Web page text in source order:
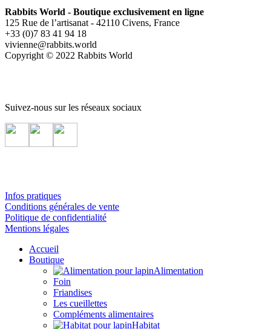
Rabbits World - Boutique exclusivement en ligne
125 Rue de l’artisanat - 42110 Civens, France
+33 (0)7 83 41 94 18
vivienne@rabbits.world
Copyright © 2022 Rabbits World
Suivez-nous sur les réseaux sociaux
Infos pratiques
Conditions générales de vente
Politique de confidentialité
Mentions légales
Accueil
Boutique
Alimentation
Foin
Friandises
Les cueillettes
Compléments alimentaires
Habitat